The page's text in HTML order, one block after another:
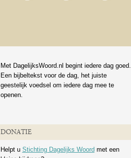
Met DagelijksWoord.nl begint iedere dag goed.
Een bijbeltekst voor de dag, het juiste
geestelijk voedsel om iedere dag mee te
openen.
DONATIE
Helpt u Stichting Dagelijks Woord met een